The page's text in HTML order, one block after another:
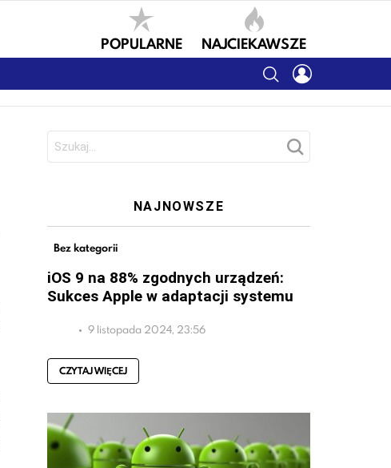
POPULARNE NAJCIEKAWSZE
SEARCH
NAJNOWSZE
Bez kategorii
iOS 9 na 88% zgodnych urządzeń:
Sukces Apple w adaptacji systemu
9 listopada 2024, 23:56
CZYTAJ WIĘCEJ